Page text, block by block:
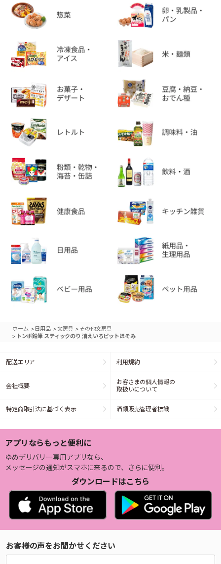
ホーム > 日用品 >文房具 > その他文房具
> トンボ鉛筆 スティックのり 消えいろピットほそみ
配送エリア 利用規約
会社概要
お客さまの個人情報の
取扱いについて
特定商取引法に基づく表示 酒類販売管理者標識
アプリならもっと便利に
ゆめデリバリー専用アプリなら、
メッセージの通知がスマホに来るので、さらに便利。
ダウンロードはこちら
お客様の声をお聞かせください